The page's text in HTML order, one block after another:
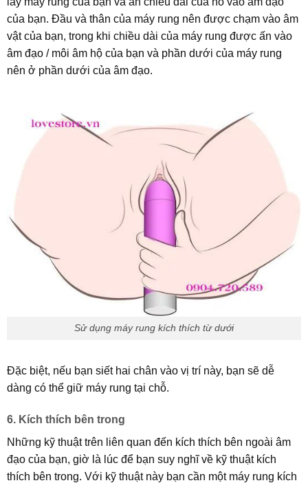
của bạn. Đầu và thân của máy rung nên được chạm vào âm
vật của bạn, trong khi chiều dài của máy rung được ấn vào
âm đạo / môi âm hộ của bạn và phần dưới của máy rung
nên ở phần dưới của âm đạo.
Sử dụng máy rung kích thích từ dưới
Đặc biệt, nếu bạn siết hai chân vào vị trí này, bạn sẽ dễ
dàng có thể giữ máy rung tại chỗ.
6. Kích thích bên trong
Những kỹ thuật trên liên quan đến kích thích bên ngoài âm
đạo của bạn, giờ là lúc để bạn suy nghĩ về kỹ thuật kích
thích bên trong. Với kỹ thuật này bạn cần một máy rung kích